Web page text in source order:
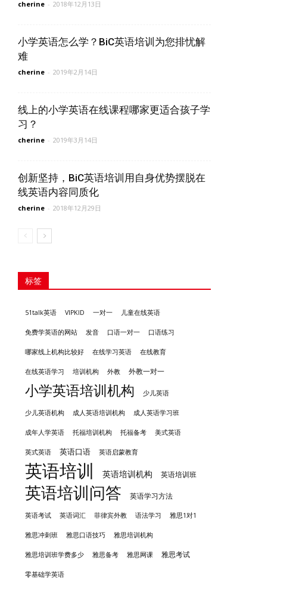
cherine - 2018年12月13日
小学英语怎么学？BiC英语培训为您排忧解
难
cherine - 2019年2月14日
线上的小学英语在线课程哪家更适合孩子学
习？
cherine - 2019年3月14日
创新坚持，BiC英语培训用自身优势摆脱在
线英语内容同质化
cherine - 2018年12月29日
标签
51talk英语 VIPKID 一对一 儿童在线英语
免费学英语的网站 发音 口语一对一 口语练习
哪家线上机构比较好 在线学习英语 在线教育
在线英语学习 培训机构 外教 外教一对一
小学英语培训机构 少儿英语
少儿英语机构 成人英语培训机构 成人英语学习班
成年人学英语 托福培训机构 托福备考 美式英语
英式英语 英语口语 英语启蒙教育
英语培训 英语培训机构 英语培训班
英语培训问答 英语学习方法
英语考试 英语词汇 菲律宾外教 语法学习 雅思1对1
雅思冲刺班 雅思口语技巧 雅思培训机构
雅思培训班学费多少 雅思备考 雅思网课 雅思考试
零基础学英语